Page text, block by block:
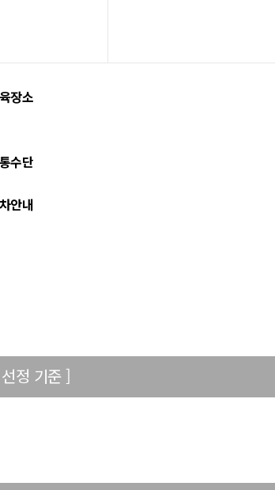
장소
수단
안내
정 기준 ]